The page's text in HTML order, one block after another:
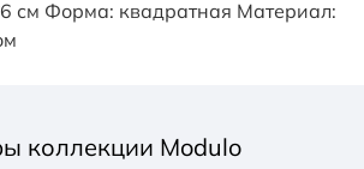
см Форма: квадратная Материал:
коллекции Modulo